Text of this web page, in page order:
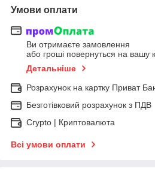
Умови оплати
Ви отримаєте замовлення
або гроші повернуться на вашу
Детальніше
Розрахунок на картку Приват
Безготівковий розрахунок з ПДВ
Crypto | Криптовалюта
Всі умови оплати